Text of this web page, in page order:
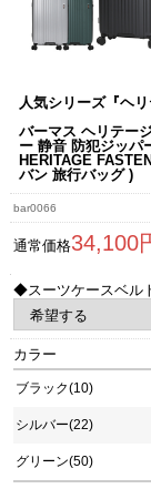
人気シリーズ『ヘ
バーマス ヘリテー
ー 静音 防犯ジッパ
HERITAGE
バン 旅行バッグ )
bar0066
通常価格34,100
◆スーツケースベル
カラー
ブラック(10)
シルバー(22)
グリーン(50)